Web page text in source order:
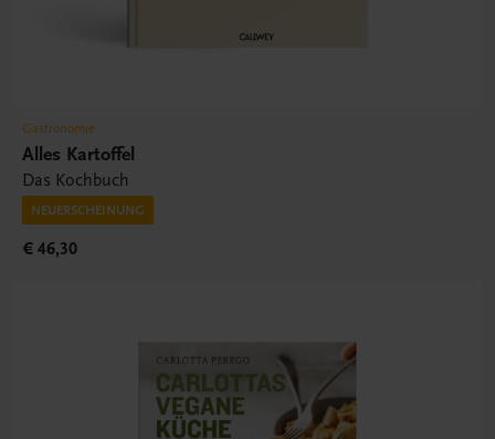
Gastronomie
Alles Kartoffel
Das Kochbuch
NEUERSCHEINUNG
€ 46,30